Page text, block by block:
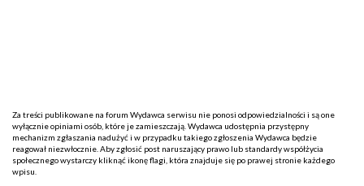
Za treści publikowane na forum Wydawca serwisu nie ponosi odpowiedzialności i są one
wyłącznie opiniami osób, które je zamieszczają. Wydawca udostępnia przystępny
mechanizm zgłaszania nadużyć i w przypadku takiego zgłoszenia Wydawca będzie
reagował niezwłocznie. Aby zgłosić post naruszający prawo lub standardy współżycia
społecznego wystarczy kliknąć ikonę flagi, która znajduje się po prawej stronie każdego
wpisu.